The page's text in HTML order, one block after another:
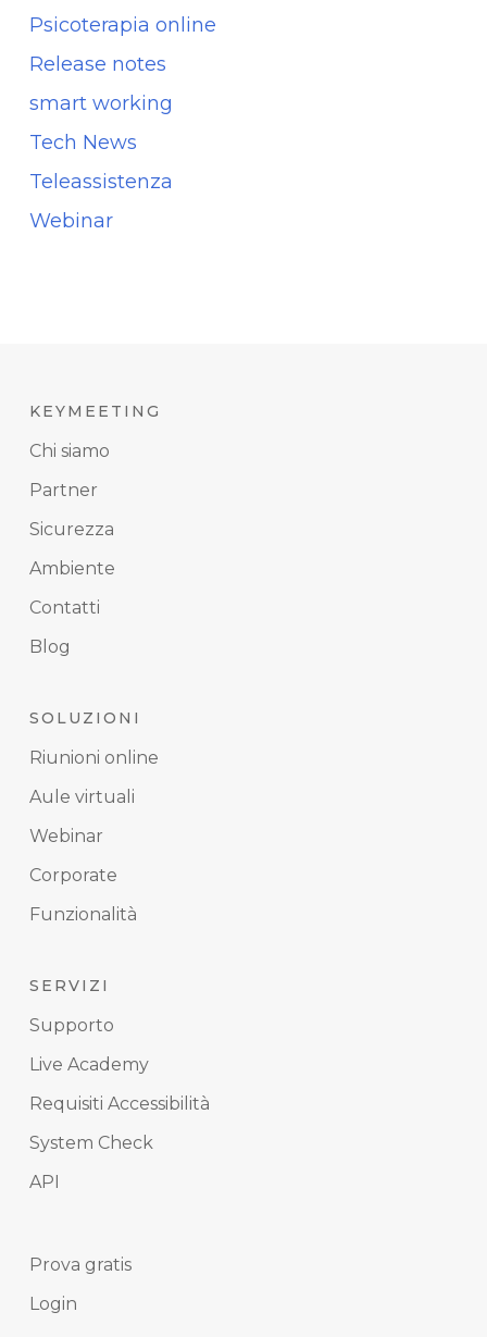
Psicoterapia online
Release notes
smart working
Tech News
Teleassistenza
Webinar
KEYMEETING
Chi siamo
Partner
Sicurezza
Ambiente
Contatti
Blog
SOLUZIONI
Riunioni online
Aule virtuali
Webinar
Corporate
Funzionalità
SERVIZI
Supporto
Live Academy
Requisiti Accessibilità
System Check
API
Prova gratis
Login